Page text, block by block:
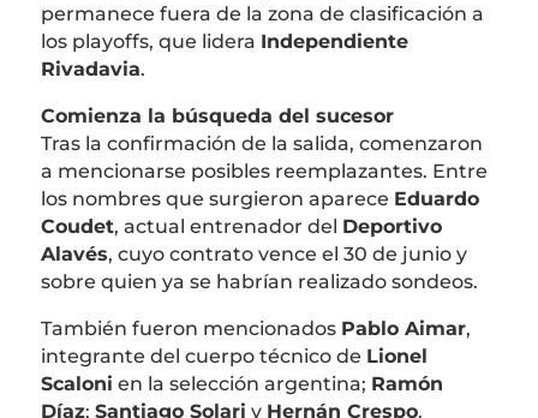
permanece fuera de la zona de clasificación a
los playoffs, que lidera Independiente
Rivadavia.
Comienza la búsqueda del sucesor
Tras la confirmación de la salida, comenzaron
a mencionarse posibles reemplazantes. Entre
los nombres que surgieron aparece Eduardo
Coudet, actual entrenador del Deportivo
Alavés, cuyo contrato vence el 30 de junio y
sobre quien ya se habrían realizado sondeos.
También fueron mencionados Pablo Aimar,
integrante del cuerpo técnico de Lionel
Scaloni en la selección argentina; Ramón
Díaz; Santiago Solari y Hernán Crespo.